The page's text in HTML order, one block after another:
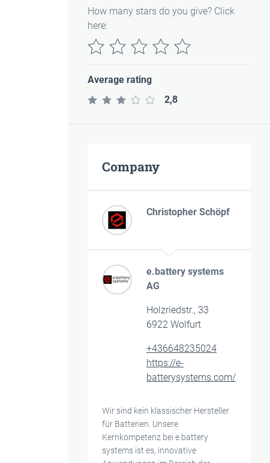
How many stars do you give? Click
here:
Average rating
2,8
Company
Christopher Schöpf
e.battery systems
AG
Holzriedstr., 33
6922 Wolfurt
+436648235024
https://e-
batterysystems.com/
Wir sind kein klassischer Hersteller
für Batterien. Unsere
Kernkompetenz bei e.battery
systems ist es, innovative